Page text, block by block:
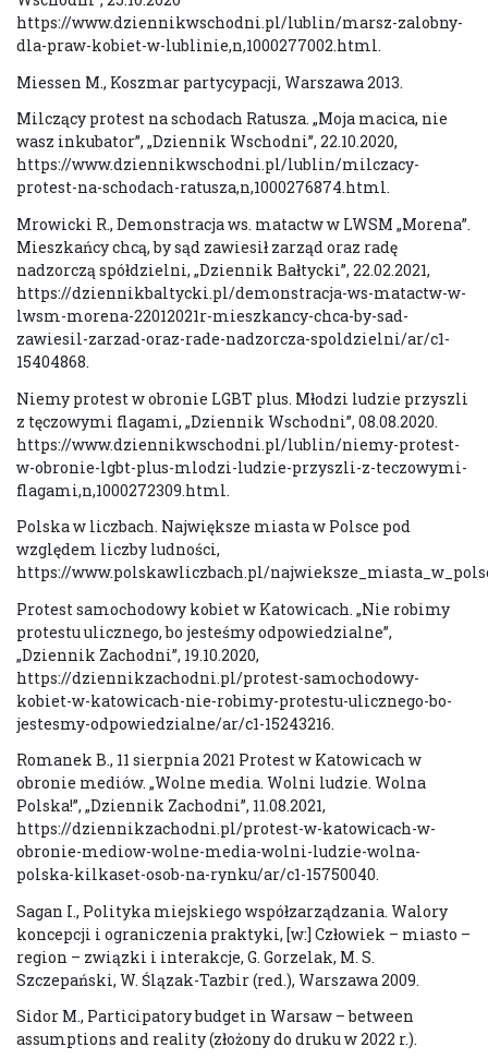
https://www.dziennikwschodni.pl/lublin/marsz-zalobny-
dla-praw-kobiet-w-lublinie,n,1000277002.html.
Miessen M., Koszmar partycypacji, Warszawa 2013.
Milczący protest na schodach Ratusza. „Moja macica, nie
wasz inkubator”, „Dziennik Wschodni”, 22.10.2020,
https://www.dziennikwschodni.pl/lublin/milczacy-
protest-na-schodach-ratusza,n,1000276874.html.
Mrowicki R., Demonstracja ws. matactw w LWSM „Morena”.
Mieszkańcy chcą, by sąd zawiesił zarząd oraz radę
nadzorczą spółdzielni, „Dziennik Bałtycki”, 22.02.2021,
https://dziennikbaltycki.pl/demonstracja-ws-matactw-w-
lwsm-morena-22012021r-mieszkancy-chca-by-sad-
zawiesil-zarzad-oraz-rade-nadzorcza-spoldzielni/ar/c1-
15404868.
Niemy protest w obronie LGBT plus. Młodzi ludzie przyszli
z tęczowymi flagami, „Dziennik Wschodni”, 08.08.2020.
https://www.dziennikwschodni.pl/lublin/niemy-protest-
w-obronie-lgbt-plus-mlodzi-ludzie-przyszli-z-teczowymi-
flagami,n,1000272309.html.
Polska w liczbach. Największe miasta w Polsce pod
względem liczby ludności,
https://www.polskawliczbach.pl/
Protest samochodowy kobiet w Katowicach. „Nie robimy
protestu ulicznego, bo jesteśmy odpowiedzialne”,
„Dziennik Zachodni”, 19.10.2020,
https://dziennikzachodni.pl/protest-samochodowy-
kobiet-w-katowicach-nie-robimy-protestu-ulicznego-bo-
jestesmy-odpowiedzialne/ar/c1-15243216.
Romanek B., 11 sierpnia 2021 Protest w Katowicach w
obronie mediów. „Wolne media. Wolni ludzie. Wolna
Polska!”, „Dziennik Zachodni”, 11.08.2021,
https://dziennikzachodni.pl/protest-w-katowicach-w-
obronie-mediow-wolne-media-wolni-ludzie-wolna-
polska-kilkaset-osob-na-rynku/ar/c1-15750040.
Sagan I., Polityka miejskiego współzarządzania. Walory
koncepcji i ograniczenia praktyki, [w:] Człowiek – miasto –
region – związki i interakcje, G. Gorzelak, M. S.
Szczepański, W. Ślązak-Tazbir (red.), Warszawa 2009.
Sidor M., Participatory budget in Warsaw – between
assumptions and reality (złożony do druku w 2022 r.).